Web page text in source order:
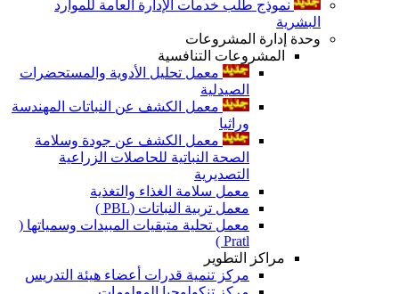
نموذج طلب خدمات الإدارة العامة للموارد
البشرية
وحدة إدارة المشروعات
المشروعات التنافسية
معمل تحليل الأدوية والمستحضرات
الصيدلية
معمل الكشف عن النباتات المهندسة
وراثيا
معمل الكشف عن جودة وسلامة
الصحة النباتية للحاصلات الزراعية
التصديرية
معمل سلامة الغذاء والتغذية
معمل تربية النباتات (PBL )
معمل تحلية متبقيات المبيدات وسمياتها (
Pratl )
مراكز التطوير
مركز تنمية قدرات أعضاء هيئة التدريس